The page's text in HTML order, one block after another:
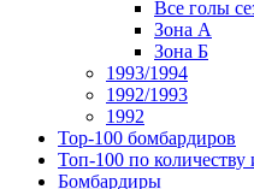
Все голы
Зона А
Зона Б
1993/1994
1992/1993
1992
Top-100 бомбардиров
Топ-100 по количеству
Бомбардиры